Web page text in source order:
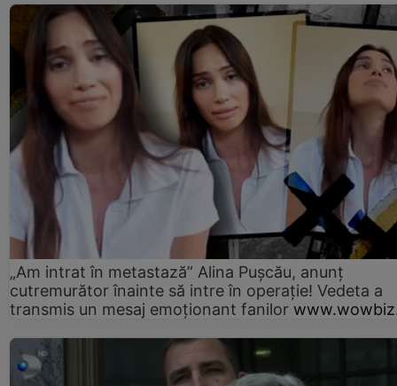
„Am intrat în metastază” Alina Pușcău, anunț
cutremurător înainte să intre în operație! Vedeta a
transmis un mesaj emoționant fanilor